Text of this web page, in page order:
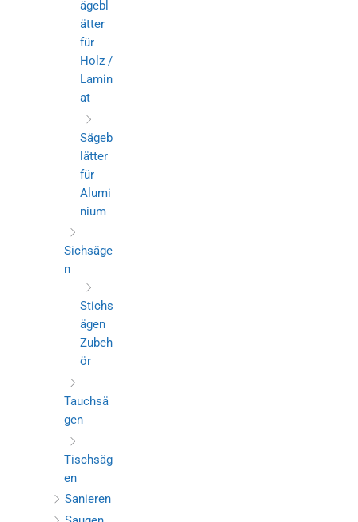
ägebl
ätter
für
Holz /
Lamin
at
Sägeb
lätter
für
Alumi
nium
Sichsäge
n
Stichs
ägen
Zubeh
ör
Tauchsä
gen
Tischsäg
en
Sanieren